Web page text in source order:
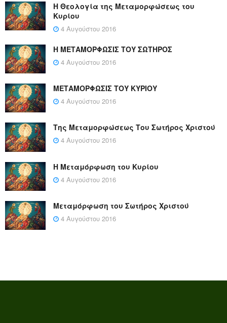
Η Θεολογία της Μεταμορφώσεως του
Κυρίου
4 Αυγούστου 2016
Η ΜΕΤΑΜΟΡΦΩΣΙΣ ΤΟΥ ΣΩΤΗΡΟΣ
4 Αυγούστου 2016
ΜΕΤΑΜΟΡΦΩΣΙΣ ΤΟΥ ΚΥΡΙΟΥ
4 Αυγούστου 2016
Της Μεταμορφώσεως Του Σωτήρος Χριστού
4 Αυγούστου 2016
Η Μεταμόρφωση του Κυρίου
4 Αυγούστου 2016
Μεταμόρφωση του Σωτήρος Χριστού
4 Αυγούστου 2016